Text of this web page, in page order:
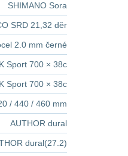
SHIMANO Sora
SRD 21,32 děr
2.0 mm černé
Sport 700 × 38c
Sport 700 × 38c
/ 440 / 460 mm
AUTHOR dural
dural(27.2)